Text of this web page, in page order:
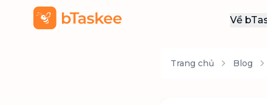
Về
Trang chủ Blog